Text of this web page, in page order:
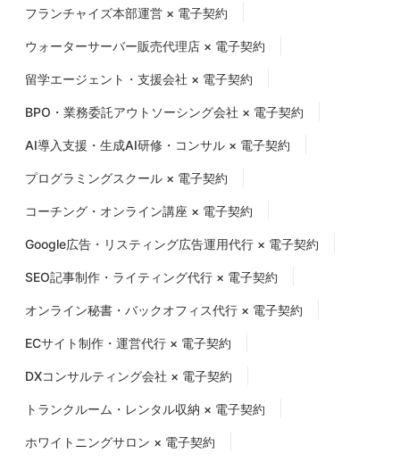
フランチャイズ本部運営 × 電子契約
ウォーターサーバー販売代理店 × 電子契約
留学エージェント・支援会社 × 電子契約
BPO・業務委託アウトソーシング会社 × 電子契約
AI導入支援・生成AI研修・コンサル × 電子契約
プログラミングスクール × 電子契約
コーチング・オンライン講座 × 電子契約
Google広告・リスティング広告運用代行 × 電子契約
SEO記事制作・ライティング代行 × 電子契約
オンライン秘書・バックオフィス代行 × 電子契約
ECサイト制作・運営代行 × 電子契約
DXコンサルティング会社 × 電子契約
トランクルーム・レンタル収納 × 電子契約
ホワイトニングサロン × 電子契約